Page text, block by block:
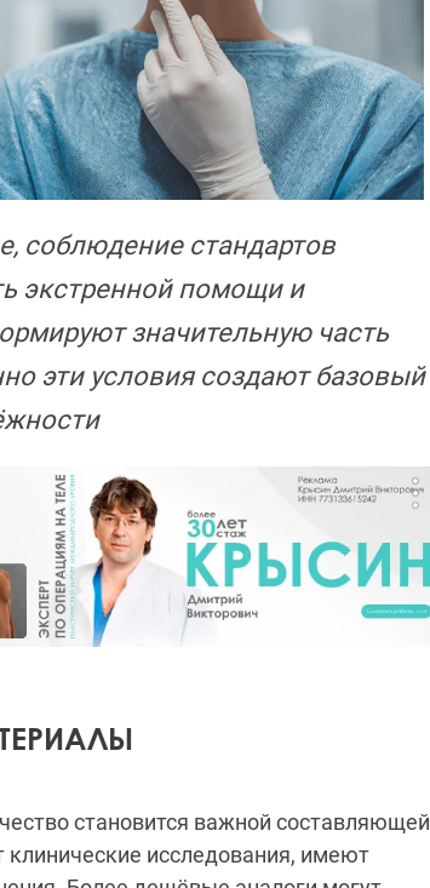
соблюдение стандартов
экстренной помощи и
значительную часть
эти условия создают базовый
становится важной составляющей
клинические исследования, имеют